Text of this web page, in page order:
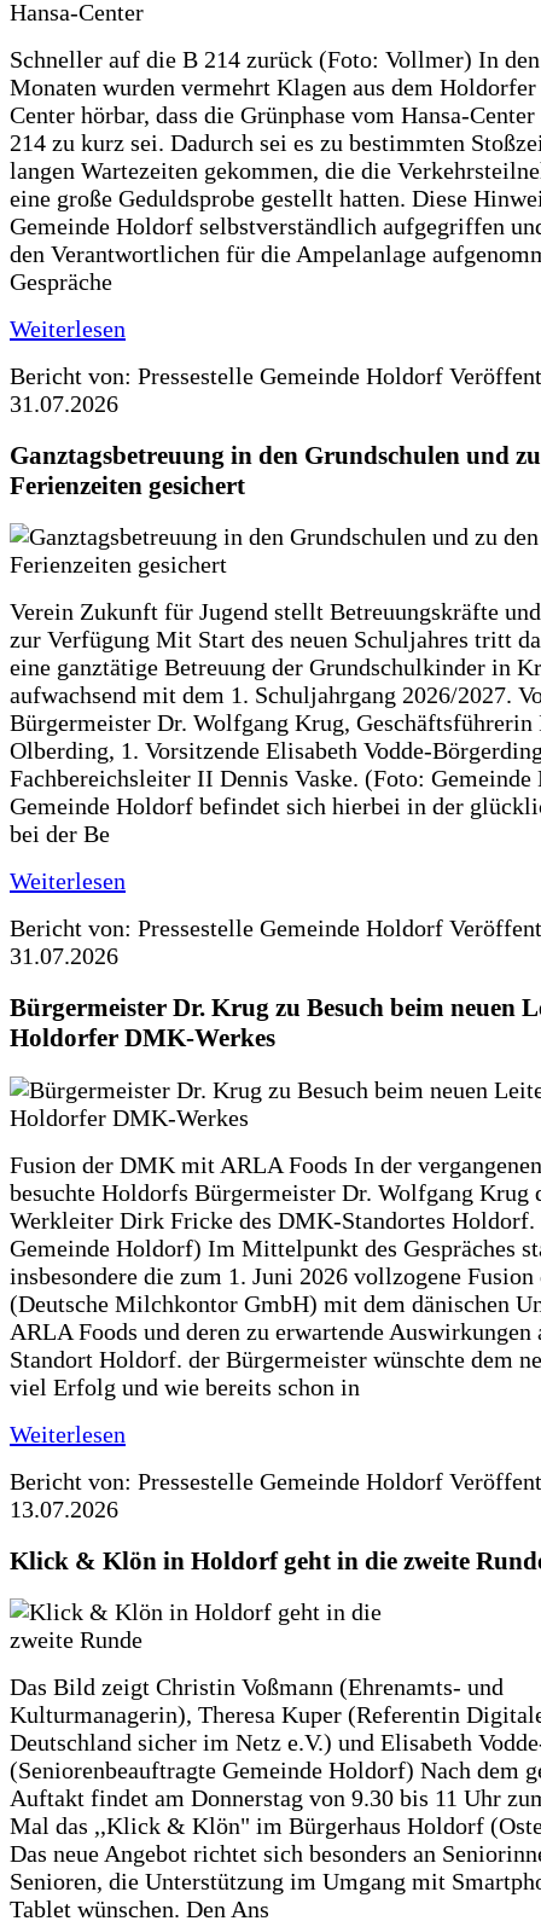
Schneller auf die B 214 zurück (Foto: Vollmer) In
Monaten wurden vermehrt Klagen aus dem Holdorfer
Center hörbar, dass die Grünphase vom Hansa-
214 zu kurz sei. Dadurch sei es zu bestimmten
langen Wartezeiten gekommen, die die
eine große Geduldsprobe gestellt hatten. Diese
Gemeinde Holdorf selbstverständlich aufgegriffen
den Verantwortlichen für die Ampelanlage
Gespräche
Weiterlesen
Bericht von: Pressestelle Gemeinde Holdorf
31.07.2026
Ganztagsbetreuung in den Grundschulen und
Ferienzeiten gesichert
Verein Zukunft für Jugend stellt Betreuungskräfte
zur Verfügung Mit Start des neuen Schuljahres tritt
eine ganztätige Betreuung der Grundschulkinder in
aufwachsend mit dem 1. Schuljahrgang 2026/2027.
Bürgermeister Dr. Wolfgang Krug, Geschäftsführerin
Olberding, 1. Vorsitzende Elisabeth Vodde-
Fachbereichsleiter II Dennis Vaske. (Foto:
Gemeinde Holdorf befindet sich hierbei in der
bei der Be
Weiterlesen
Bericht von: Pressestelle Gemeinde Holdorf
31.07.2026
Bürgermeister Dr. Krug zu Besuch beim neuen
Holdorfer DMK-Werkes
Fusion der DMK mit ARLA Foods In der
besuchte Holdorfs Bürgermeister Dr. Wolfgang Krug
Werkleiter Dirk Fricke des DMK-Standortes Holdorf.
Gemeinde Holdorf) Im Mittelpunkt des Gespräches
insbesondere die zum 1. Juni 2026 vollzogene
(Deutsche Milchkontor GmbH) mit dem dänischen
ARLA Foods und deren zu erwartende Auswirkungen
Standort Holdorf. der Bürgermeister wünschte dem
viel Erfolg und wie bereits schon in
Weiterlesen
Bericht von: Pressestelle Gemeinde Holdorf
13.07.2026
Klick & Klön in Holdorf geht in die zweite
Das Bild zeigt Christin Voßmann (Ehrenamts- und
Kulturmanagerin), Theresa Kuper (Referentin
Deutschland sicher im Netz e.V.) und Elisabeth
(Seniorenbeauftragte Gemeinde Holdorf) Nach dem
Auftakt findet am Donnerstag von 9.30 bis 11 Uhr
Mal das ,,Klick & Klön" im Bürgerhaus Holdorf
Das neue Angebot richtet sich besonders an
Senioren, die Unterstützung im Umgang mit
Tablet wünschen. Den Ans